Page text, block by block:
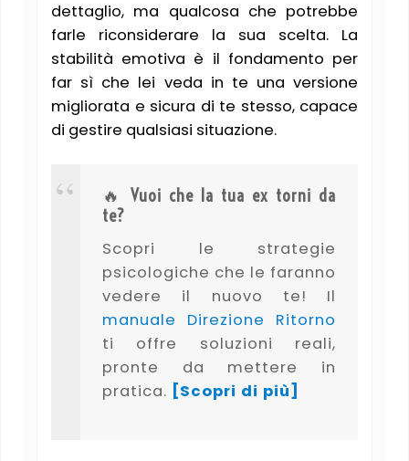
dettaglio, ma qualcosa che potrebbe
farle riconsiderare la sua scelta. La
stabilità emotiva è il fondamento per
far sì che lei veda in te una versione
migliorata e sicura di te stesso, capace
di gestire qualsiasi situazione.
🔥 Vuoi che la tua ex torni da
te?
Scopri le strategie
psicologiche che le faranno
vedere il nuovo te! Il
manuale Direzione Ritorno
ti offre soluzioni reali,
pronte da mettere in
pratica. [Scopri di più]